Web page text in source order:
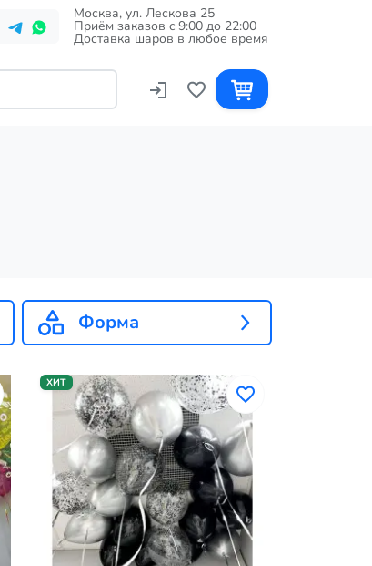
Москва, ул. Лескова 25
Приём заказов c 9:00 до 22:00
Доставка шаров в любое время
Форма
ХИТ